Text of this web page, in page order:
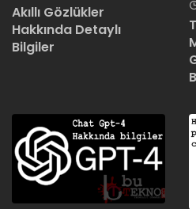
Akıllı Gözlükler
Hakkında Detaylı
Bilgiler